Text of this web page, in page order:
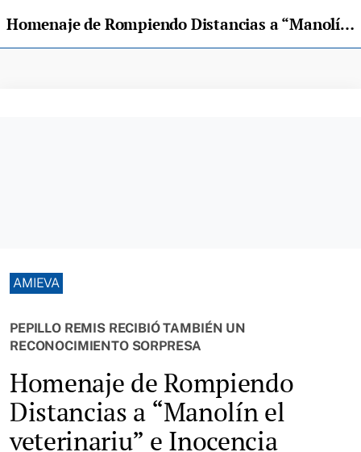
Homenaje de Rompiendo Distancias a “Manolín el veterinariu” e Inocencia García Cuesta
AMIEVA
PEPILLO REMIS RECIBIÓ TAMBIÉN UN
RECONOCIMIENTO SORPRESA
Homenaje de Rompiendo
Distancias a “Manolín el
veterinariu” e Inocencia